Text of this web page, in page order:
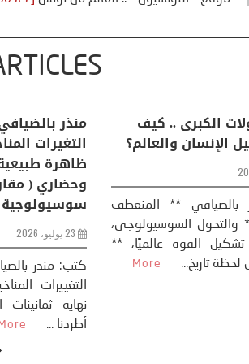
زمن التحولات
يُعاد تشكيل
10 يوليو، 2026
كتب: منذر
الحضاري، **
** وإعادة
العالم، يدخل
أمريكا وايران:
.. و “هرمز” مربط
بالضيافي عاد الرئيس
دونالد ترامب إلى قصف
ردا على ما اعتبره الرئيس